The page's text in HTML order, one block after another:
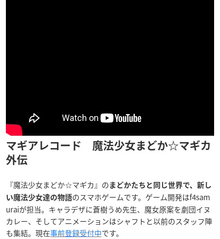
マギアレコード 魔法少女まどか☆マギカ
外伝
『魔法少女まどか☆マギカ』の まどかたちと同じ世界で、新し
い魔法少女達の物語のスマホゲームです。ゲーム開発はf4sam
uraiが担当。キャラデザに蒼樹うめ先生、魔女原案を劇団イヌ
カレー、そしてアニメーションはシャフトと以前のスタッフ陣
も集結。現在事前登録受付中です。